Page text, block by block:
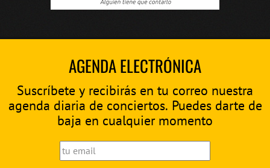
AGENDA ELECTRÓNICA
Suscríbete y recibirás en tu correo nuestra
agenda diaria de conciertos. Puedes darte de
baja en cualquier momento